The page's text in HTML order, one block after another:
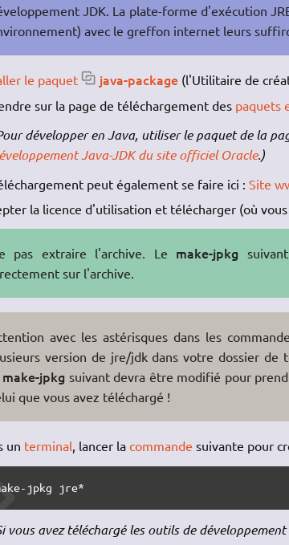
JDK. La plate-forme d'exécution
avec le greffon internet leurs
le paquet java-package(l'Utilitaire de
sur la page de téléchargement des paquets
développer en Java, utiliser le paquet de la
Java-JDK du site officiel Oracle.)
peut également se faire ici :Site
la licence d'utilisation et télécharger (où
pas extraire l'archive. Le make-jpkg
sur l'archive.
avec les astérisques dans les
version de jre/jdk dans votre dossier de
make-jpkg suivant devra être modifié pour
que vous avez téléchargé !
un terminal, lancer lacommande suivante pour
jpkg jre*
vous avez téléchargé les outils de